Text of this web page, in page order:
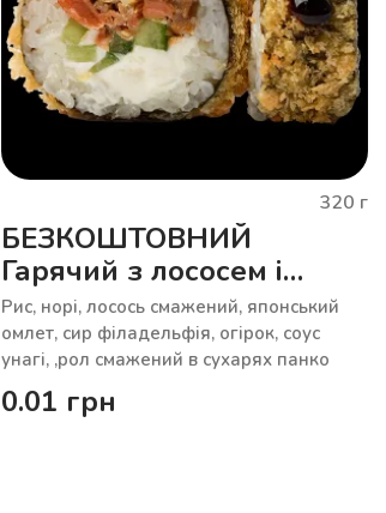
320 г
БЕЗКОШТОВНИЙ
Гарячий з лососем і
тамаго
Рис, норі, лосось смажений, японський
омлет, сир філадельфія, огірок, соус
унагі, ,рол смажений в сухарях панко
0.01 грн